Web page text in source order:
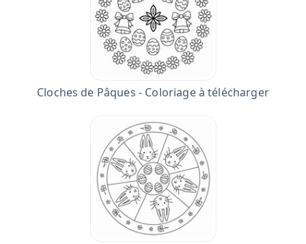
Cloches de Pâques - Coloriage à télécharger